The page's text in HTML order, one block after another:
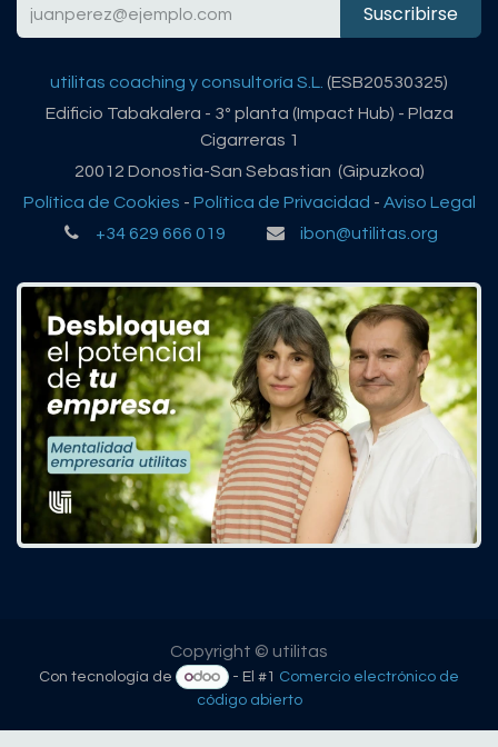
Suscribirse
utilitas coaching y consultoría S.L. (ESB20530325)
Edificio Tabakalera - 3º planta (Impact Hub) - Plaza
Cigarreras 1
20012 Donostia-San Sebastian (Gipuzkoa)
Política de Cookies - Política de Privacidad - Aviso Legal
+34 629 666 019
ibon@utilitas.org
Copyright © utilitas
Con tecnología de - El #1 Comercio electrónico de
código abierto